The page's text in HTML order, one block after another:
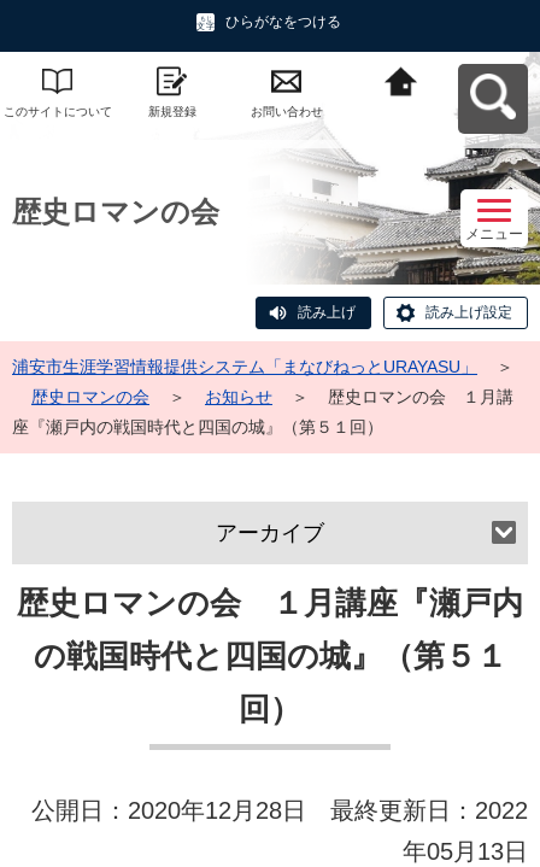
ひらがなをつける
このサイトについて 新規登録 お問い合わせ
浦安市生涯学習情報
URAYASU」へ戻る
歴史ロマンの会
メニュー
読み上げ 読み上げ設定
浦安市生涯学習情報提供システム「まなびねっとURAYASU」
＞
歴史ロマンの会
＞ お知らせ ＞
歴史ロマンの会 １月講
座『瀬戸内の戦国時代と四国の城』（第５１回）
歴史ロマンの会 １月講座『瀬戸内
の戦国時代と四国の城』（第５１
回）
公開日：2020年12月28日 最終更新日：2022
年05月13日
アーカイブ